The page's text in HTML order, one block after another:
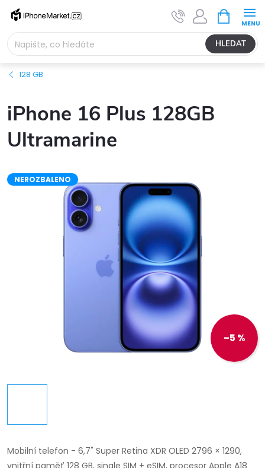
Přejít
obsah
HLEDAT
NÁKUPNÍ
KOŠÍK
128 GB
iPhone 16 Plus 128GB
Ultramarine
NEROZBALENO
–5 %
Mobilní telefon - 6,7" Super Retina XDR OLED 2796 × 1290,
vnitřní paměť 128 GB, single SIM + eSIM, procesor Apple A18